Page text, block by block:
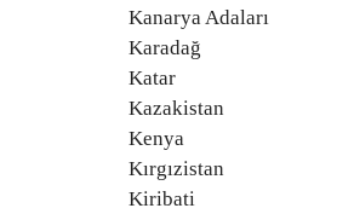
Kanarya Adaları
Karadağ
Katar
Kazakistan
Kenya
Kırgızistan
Kiribati